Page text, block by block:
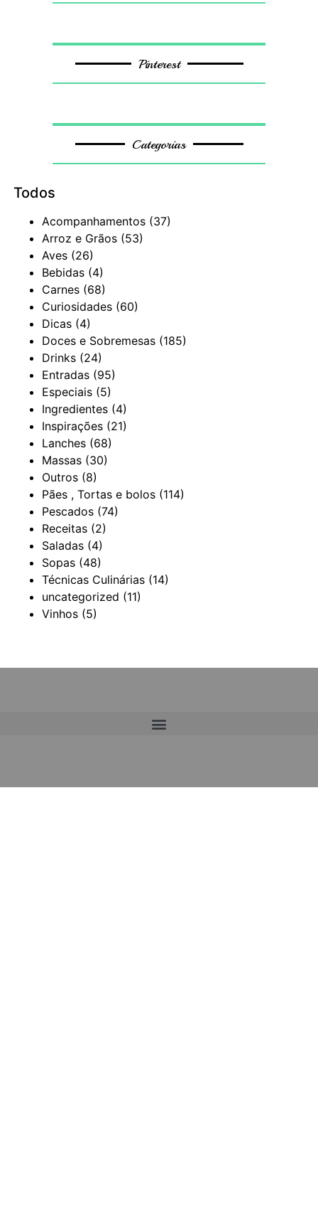
Pinterest
Categorias
Todos
Acompanhamentos (37)
Arroz e Grãos (53)
Aves (26)
Bebidas (4)
Carnes (68)
Curiosidades (60)
Dicas (4)
Doces e Sobremesas (185)
Drinks (24)
Entradas (95)
Especiais (5)
Ingredientes (4)
Inspirações (21)
Lanches (68)
Massas (30)
Outros (8)
Pães , Tortas e bolos (114)
Pescados (74)
Receitas (2)
Saladas (4)
Sopas (48)
Técnicas Culinárias (14)
uncategorized (11)
Vinhos (5)